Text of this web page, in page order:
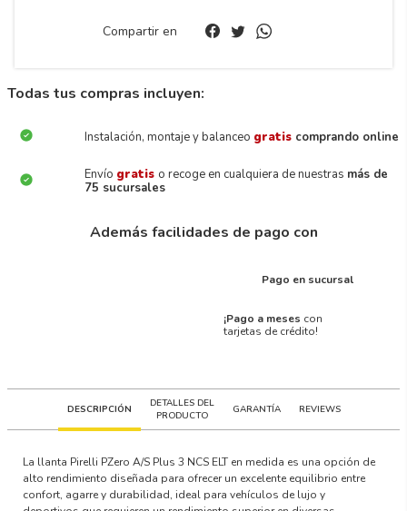
Compartir en
Todas tus compras incluyen:
Instalación, montaje y balanceo gratis comprando online
Envío gratis o recoge en cualquiera de nuestras más de
75 sucursales
Además facilidades de pago con
Pago en sucursal
¡Pago a meses con
tarjetas de crédito!
DESCRIPCIÓN
DETALLES DEL
PRODUCTO
GARANTÍA REVIEWS
La llanta Pirelli PZero A/S Plus 3 NCS ELT en medida es una opción de
alto rendimiento diseñada para ofrecer un excelente equilibrio entre
confort, agarre y durabilidad, ideal para vehículos de lujo y